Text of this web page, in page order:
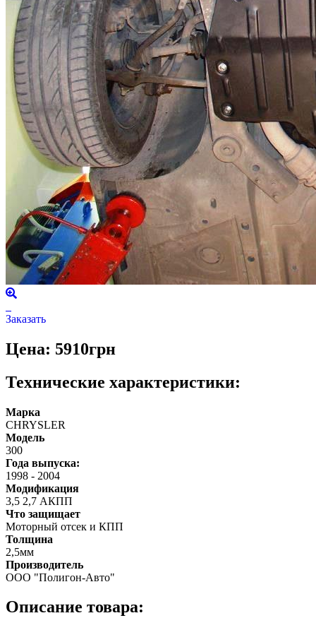
Заказать
Цена: 5910грн
Технические характеристики:
Марка
CHRYSLER
Модель
300
Года выпуска:
1998 - 2004
Модификация
3,5 2,7 АКПП
Что защищает
Моторный отсек и КПП
Толщина
2,5мм
Производитель
ООО "Полигон-Авто"
Описание товара: